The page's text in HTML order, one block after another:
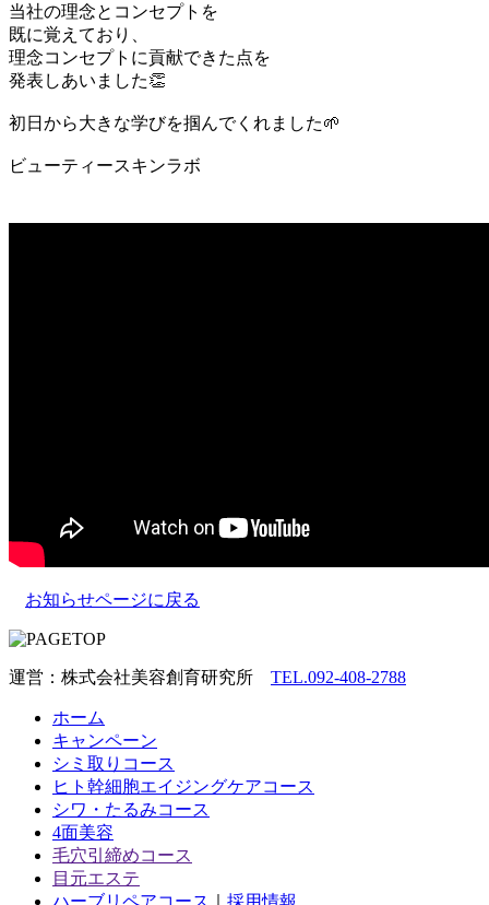
当社の理念とコンセプトを
既に覚えており、
理念コンセプトに貢献できた点を
発表しあいました👏
初日から大きな学びを掴んでくれました🌱
ビューティースキンラボ
お知らせページに戻る
運営：株式会社美容創育研究所 TEL.092-408-2788
ホーム
キャンペーン
シミ取りコース
ヒト幹細胞エイジングケアコース
シワ・たるみコース
4面美容
毛穴引締めコース
目元エステ
ハーブリペアコース
採用情報